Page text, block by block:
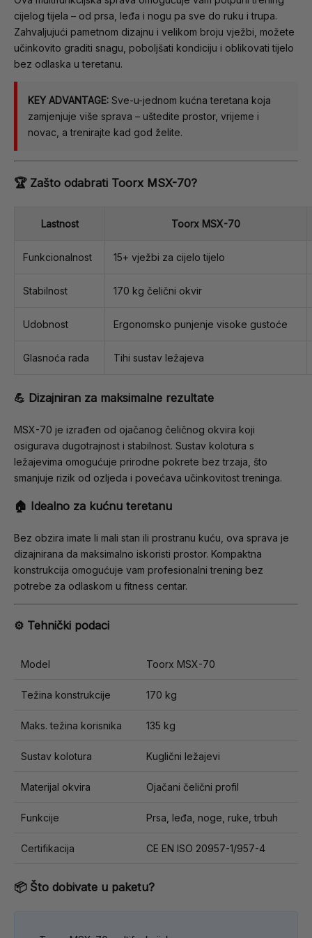
cijelog tijela – od prsa, leđa i nogu pa sve do ruku i trupa.
Zahvaljujući pametnom dizajnu i velikom broju vježbi, možete
učinkovito graditi snagu, poboljšati kondiciju i oblikovati tijelo
bez odlaska u teretanu.
KEY ADVANTAGE: Sve-u-jednom kućna teretana koja
zamjenjuje više sprava – uštedite prostor, vrijeme i
novac, a trenirajte kad god želite.
🏆 Zašto odabrati Toorx MSX-70?
Lastnost Toorx MSX-70
Funkcionalnost 15+ vježbi za cijelo tijelo
Stabilnost 170 kg čelični okvir
Udobnost Ergonomsko punjenje visoke gustoće
Glasnoća rada Tihi sustav ležajeva
💪 Dizajniran za maksimalne rezultate
MSX-70 je izrađen od ojačanog čeličnog okvira koji
osigurava dugotrajnost i stabilnost. Sustav kolotura s
ležajevima omogućuje prirodne pokrete bez trzaja, što
smanjuje rizik od ozljeda i povećava učinkovitost treninga.
🏠 Idealno za kućnu teretanu
Bez obzira imate li mali stan ili prostranu kuću, ova sprava je
dizajnirana da maksimalno iskoristi prostor. Kompaktna
konstrukcija omogućuje vam profesionalni trening bez
potrebe za odlaskom u fitness centar.
⚙️ Tehnički podaci
Model Toorx MSX-70
Težina konstrukcije 170 kg
Maks. težina korisnika 135 kg
Sustav kolotura Kuglični ležajevi
Materijal okvira Ojačani čelični profil
Funkcije Prsa, leđa, noge, ruke, trbuh
Certifikacija CE EN ISO 20957-1/957-4
📦 Što dobivate u paketu?